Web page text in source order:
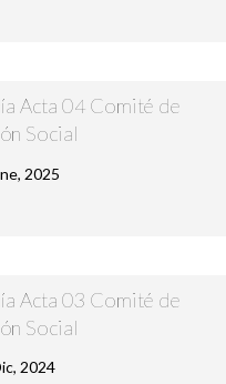
Acta 04 Comité de
Social
2025
Acta 03 Comité de
Social
2024